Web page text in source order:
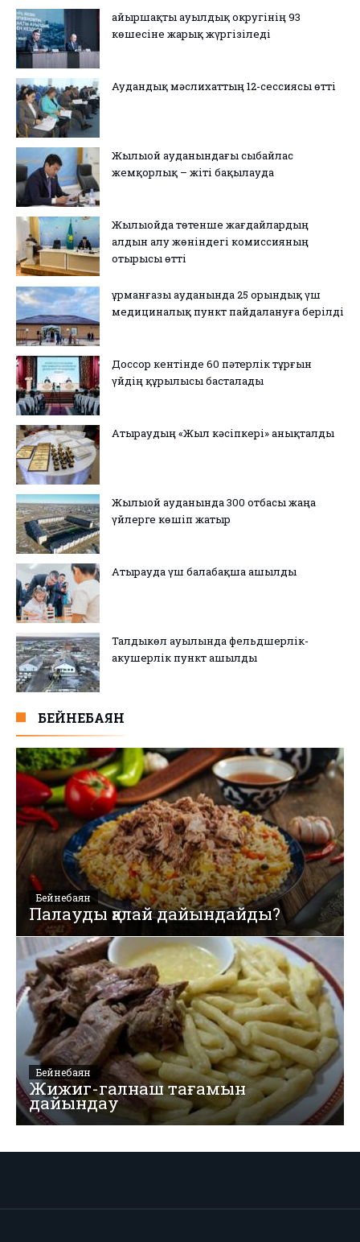
Қайыршақты ауылдық округінің 93
көшесіне жарық жүргізіледі
Аудандық мәслихаттың 12-сессиясы өтті
Жылыой ауданындағы сыбайлас
жемқорлық – жіті бақылауда
Жылыойда төтенше жағдайлардың
алдын алу жөніндегі комиссияның
отырысы өтті
Құрманғазы ауданында 25 орындық үш
медициналық пункт пайдалануға берілді
Доссор кентінде 60 пәтерлік тұрғын
үйдің құрылысы басталады
Атыраудың «Жыл кәсіпкері» анықталды
Жылыой ауданында 300 отбасы жаңа
үйлерге көшіп жатыр
Атырауда үш балабақша ашылды
Талдыкөл ауылында фельдшерлік-
акушерлік пункт ашылды
БЕЙНЕБАЯН
Бейнебаян
Палауды қалай дайындайды?
Бейнебаян
Жижиг-галнаш тағамын
дайындау